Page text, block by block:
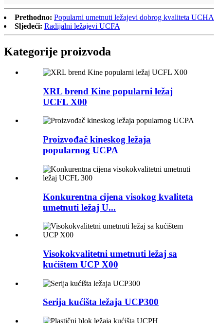
Prethodno: Popularni umetnuti ležajevi dobrog kvaliteta UCHA
Sljedeći: Radijalni ležajevi UCFA
Kategorije proizvoda
XRL brend Kine popularni ležaj
UCFL X00
Proizvođač kineskog ležaja
popularnog UCPA
Konkurentna cijena visokog kvaliteta
umetnuti ležaj U...
Visokokvalitetni umetnuti ležaj sa
kućištem UCP X00
Serija kućišta ležaja UCP300